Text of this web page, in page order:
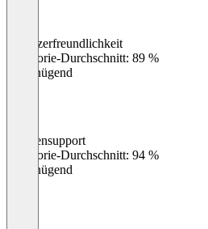
Benutzerfreundlichkeit
Kategorie-Durchschnitt: 89 %
Ungenügend
Kundensupport
Kategorie-Durchschnitt: 94 %
Ungenügend